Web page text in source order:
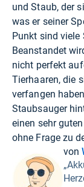
und Staub, der
was er seiner
Punkt sind viele
Beanstandet
nicht perfekt
Tierhaaren, die
verfangen
Staubsauger
einen sehr
ohne Frage zu
von